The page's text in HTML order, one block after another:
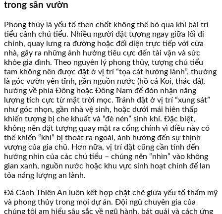
trong sân vườn
Phong thủy là yếu tố then chốt không thể bỏ qua khi bài trí
tiểu cảnh chú tiểu. Nhiều người đặt tượng ngay giữa lối đi
chính, quay lưng ra đường hoặc đối diện trực tiếp với cửa
nhà, gây ra những ảnh hưởng tiêu cực đến tài vận và sức
khỏe gia đình. Theo nguyên lý phong thủy, tượng chú tiểu
tam không nên được đặt ở vị trí “tọa cát hướng lành”, thường
là góc vườn yên tĩnh, gần nguồn nước (hồ cá Koi, thác đá),
hướng về phía Đông hoặc Đông Nam để đón nhận năng
lượng tích cực từ mặt trời mọc. Tránh đặt ở vị trí “xung sát”
như góc nhọn, gần nhà vệ sinh, hoặc dưới mái hiên thấp
khiến tượng bị che khuất và “đè nén” sinh khí. Đặc biệt,
không nên đặt tượng quay mặt ra cổng chính vì điều này có
thể khiến “khí” bị thoát ra ngoài, ảnh hưởng đến sự thịnh
vượng của gia chủ. Hơn nữa, vị trí đặt cũng cần tính đến
hướng nhìn của các chú tiểu – chúng nên “nhìn” vào không
gian xanh, nguồn nước hoặc khu vực sinh hoạt chính để lan
tỏa năng lượng an lành.
Đá Cảnh Thiên An luôn kết hợp chặt chẽ giữa yếu tố thẩm mỹ
và phong thủy trong mọi dự án. Đội ngũ chuyên gia của
chúng tôi am hiểu sâu sắc về ngũ hành, bát quái và cách ứng